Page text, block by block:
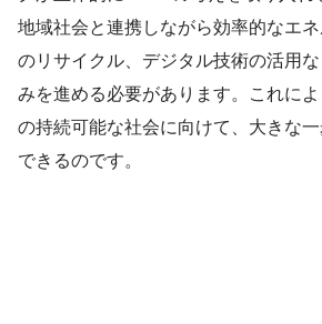
地域社会と連携しながら効率的なエ
のリサイクル、デジタル技術の活用
みを進める必要があります。これに
の持続可能な社会に向けて、大きな
できるのです。